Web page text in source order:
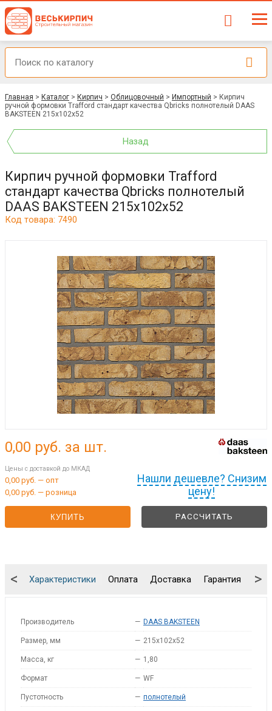
Главная > Каталог > Кирпич > Облицовочный > Импортный > Кирпич
ручной формовки Trafford стандарт качества Qbricks полнотелый DAAS
BAKSTEEN 215x102x52
Назад
Кирпич ручной формовки Trafford
стандарт качества Qbricks полнотелый
DAAS BAKSTEEN 215x102x52
Код товара: 7490
Нашли дешевле? Снизим
цену!
0,00 руб. за шт.
Цены с доставкой до МКАД
0,00 руб. — опт
0,00 руб. — розница
КУПИТЬ РАССЧИТАТЬ
Характеристики Оплата Доставка Гарантия
< >
Производитель — DAAS BAKSTEEN
Размер, мм — 215x102x52
Масса, кг — 1,80
Формат — WF
Пустотность — полнотелый